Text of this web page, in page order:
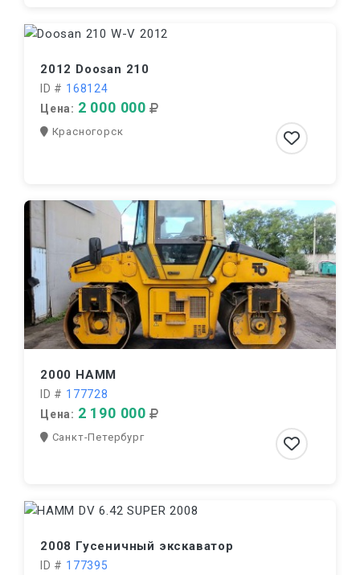
2012 Doosan 210
ID # 168124
Цена: 2 000 000
Красногорск
2000 HAMM
ID # 177728
Цена: 2 190 000
Санкт-Петербург
2008 Гусеничный экскаватор
ID # 177395